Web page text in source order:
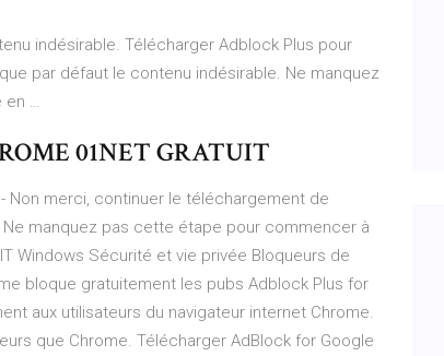
indésirable. Télécharger Adblock Plus pour
par défaut le contenu indésirable. Ne manquez
en …
01NET GRATUIT
- Non merci, continuer le téléchargement de
manquez pas cette étape pour commencer à
Windows Sécurité et vie privée Bloqueurs de
bloque gratuitement les pubs Adblock Plus for
aux utilisateurs du navigateur internet Chrome.
que Chrome. Télécharger AdBlock for Google